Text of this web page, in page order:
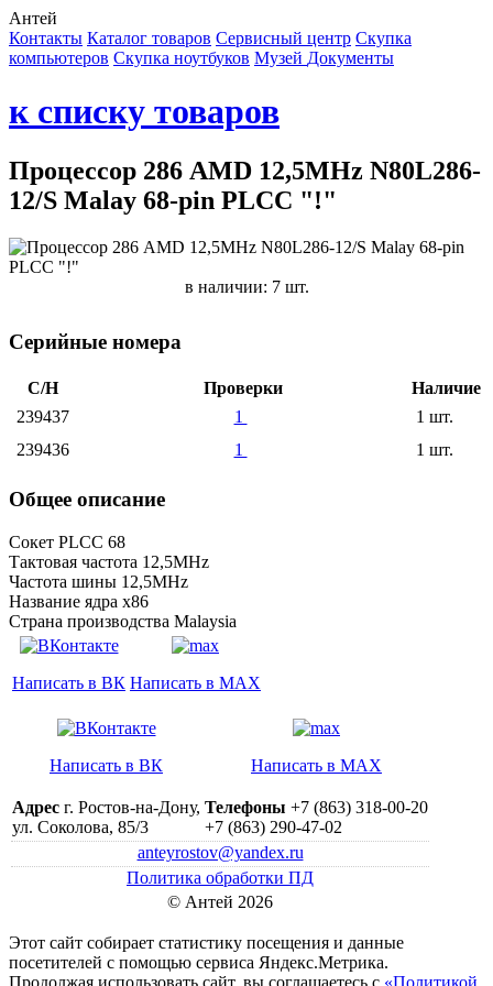
Антей
Контакты Каталог товаров Сервисный центр Cкупка
компьютеров Cкупка ноутбуков Музей Документы
к списку товаров
Процессор 286 AMD 12,5MHz N80L286-
12/S Malay 68-pin PLCC "!"
в наличии: 7 шт.
Серийные номера
С/Н Проверки
Наличие
239437
1
1 шт.
239436
1 1 шт.
Общее описание
Сокет PLCC 68
Тактовая частота 12,5MHz
Частота шины 12,5MHz
Название ядра x86
Страна производства Malaysia
Написать в ВК Написать в MAX
Написать в ВК Написать в MAX
Адрес г. Ростов-на-Дону,
ул. Соколова, 85/3
Телефоны +7 (863) 318-00-20
+7 (863) 290-47-02
anteyrostov@yandex.ru
Политика обработки ПД
© Антей 2026
Этот сайт собирает статистику посещения и данные
посетителей c помощью сервиса Яндекс.Метрика.
Продолжая использовать сайт, вы соглашаетесь с «Политикой